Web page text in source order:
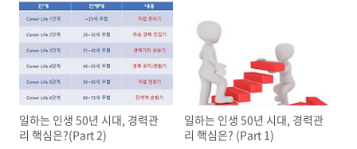
일하는 인생 50년 시대, 경력관
리 핵심은?(Part 2)
일하는 인생 50년 시대, 경력관
리 핵심은? (Part 1)